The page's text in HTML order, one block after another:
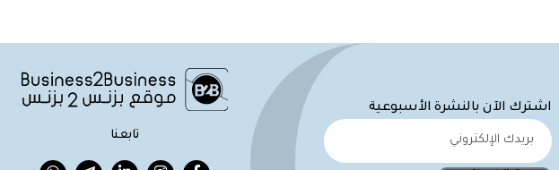
اشترك الآن بالنشرة الأسبوعية
تابعنا